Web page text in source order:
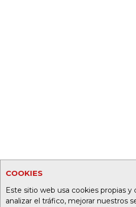
COOKIES
Este sitio web usa cookies propias y
analizar el tráfico, mejorar nuestros